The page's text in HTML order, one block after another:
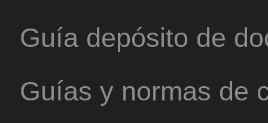
Guía depósito de
Guías y normas de